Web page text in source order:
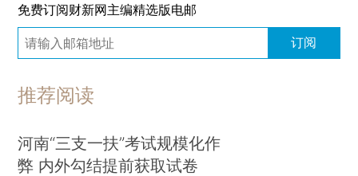
免费订阅财新网主编精选版电邮
订阅
推荐阅读
河南“三支一扶”考试规模化作
弊 内外勾结提前获取试卷